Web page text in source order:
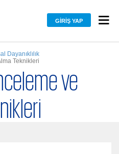
GIRIŞ YAP
Dayanıklılık
Teknikleri
ve